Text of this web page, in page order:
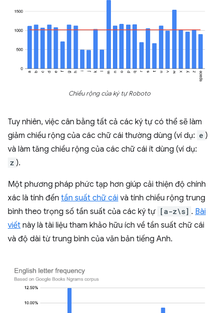
Chiều rộng của ký tự Roboto
Tuy nhiên, việc cân bằng tất cả các ký tự có thể sẽ làm
giảm chiều rộng của các chữ cái thường dùng (ví dụ: e )
và làm tăng chiều rộng của các chữ cái ít dùng (ví dụ:
z ).
Một phương pháp phức tạp hơn giúp cải thiện độ chính
xác là tính đến tần suất chữ cái và tính chiều rộng trung
bình theo trọng số tần suất của các ký tự [a-z\s] . Bài
viết này là tài liệu tham khảo hữu ích về tần suất chữ cái
và độ dài từ trung bình của văn bản tiếng Anh.